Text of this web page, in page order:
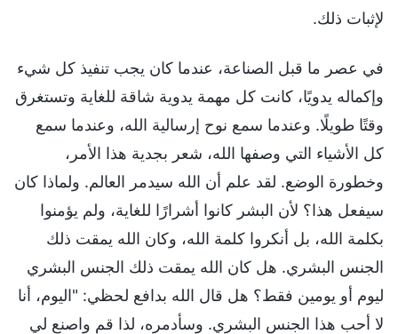
لإثبات ذلك.
في عصر ما قبل الصناعة، عندما كان يجب تنفيذ كل شيء
وإكماله يدويًا، كانت كل مهمة يدوية شاقة للغاية وتستغرق
وقتًا طويلًا. وعندما سمع نوح إرسالية الله، وعندما سمع
كل الأشياء التي وصفها الله، شعر بجدية هذا الأمر،
وخطورة الوضع. لقد علم أن الله سيدمر العالم. ولماذا كان
سيفعل هذا؟ لأن البشر كانوا أشرارًا للغاية، ولم يؤمنوا
بكلمة الله، بل أنكروا كلمة الله، وكان الله يمقت ذلك
الجنس البشري. هل كان الله يمقت ذلك الجنس البشري
ليوم أو يومين فقط؟ هل قال الله بدافع لحظي: "اليوم، أنا
لا أحب هذا الجنس البشري. وسأدمره، لذا قم واصنع لي